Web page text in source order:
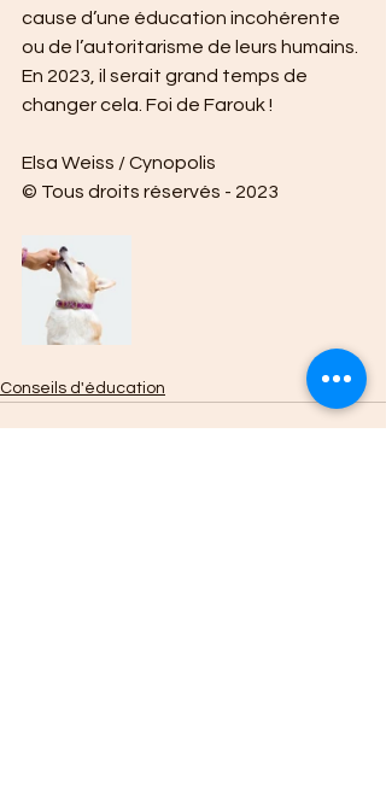
cause d’une éducation incohérente
ou de l’autoritarisme de leurs humains.
En 2023, il serait grand temps de
changer cela. Foi de Farouk !
Elsa Weiss / Cynopolis
© Tous droits réservés - 2023
Conseils d'éducation